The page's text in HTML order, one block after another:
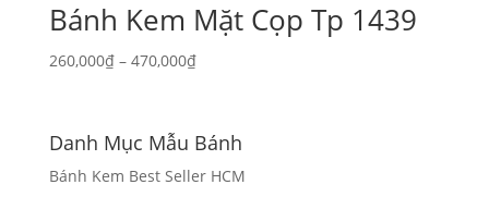
Bánh Kem Mặt Cọp Tp 1439
260,000₫ – 470,000₫Khoảng
260,000₫
470,000₫
Danh Mục Mẫu Bánh
Bánh Kem Best Seller HCM